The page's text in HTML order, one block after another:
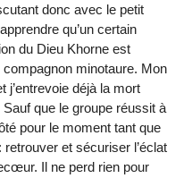
donc avec le petit
qu’un certain
du Dieu Khorne est
minotaure. Mon
j’entrevoie déjà la mort
que le groupe réussit à
pour le moment tant que
et sécuriser l’éclat
Il ne perd rien pour